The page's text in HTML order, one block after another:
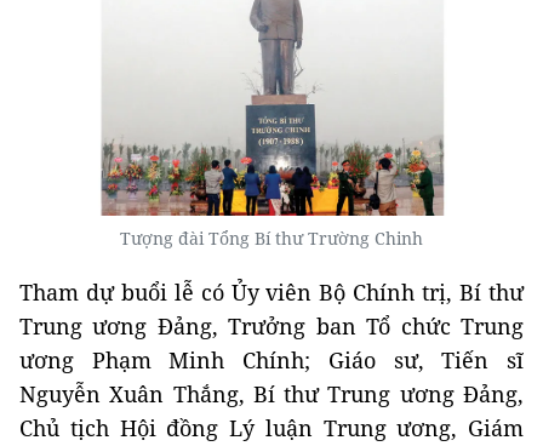
Tượng đài Tổng Bí thư Trường Chinh
Tham dự buổi lễ có Ủy viên Bộ Chính trị, Bí thư
Trung ương Đảng, Trưởng ban Tổ chức Trung
ương Phạm Minh Chính; Giáo sư, Tiến sĩ
Nguyễn Xuân Thắng, Bí thư Trung ương Đảng,
Chủ tịch Hội đồng Lý luận Trung ương, Giám